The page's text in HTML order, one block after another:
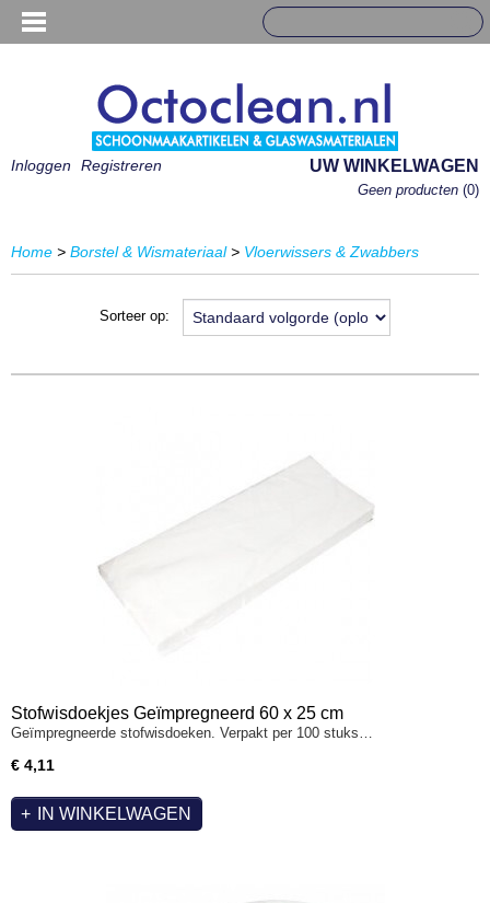
Inloggen Registreren UW WINKELWAGEN
Geen producten (0)
Home > Borstel & Wismateriaal> Vloerwissers & Zwabbers
Sorteer op:
Stofwisdoekjes Geïmpregneerd 60 x 25 cm
Geïmpregneerde stofwisdoeken. Verpakt per 100 stuks…
€ 4,11
IN WINKELWAGEN